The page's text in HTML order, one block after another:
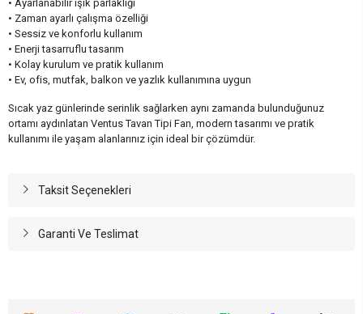
• Ayarlanabilir ışık parlaklığı
• Zaman ayarlı çalışma özelliği
• Sessiz ve konforlu kullanım
• Enerji tasarruflu tasarım
• Kolay kurulum ve pratik kullanım
• Ev, ofis, mutfak, balkon ve yazlık kullanımına uygun
Sıcak yaz günlerinde serinlik sağlarken aynı zamanda bulunduğunuz
ortamı aydınlatan Ventus Tavan Tipi Fan, modern tasarımı ve pratik
kullanımı ile yaşam alanlarınız için ideal bir çözümdür.
Taksit Seçenekleri
Garanti Ve Teslimat